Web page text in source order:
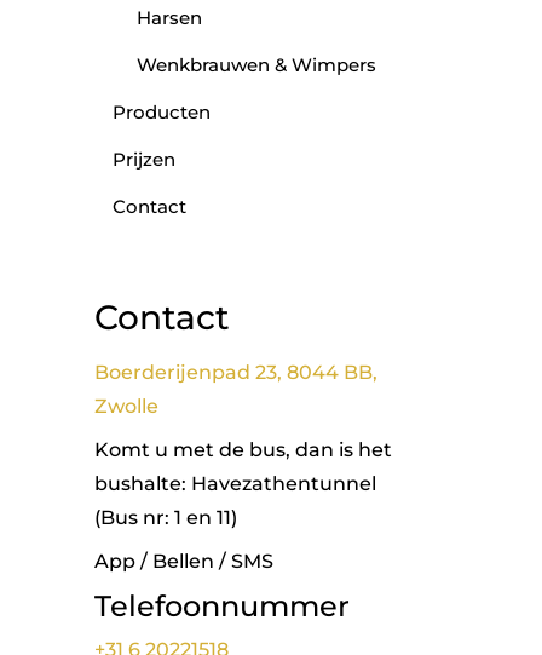
Harsen
Wenkbrauwen & Wimpers
Producten
Prijzen
Contact
Contact
Boerderijenpad 23, 8044 BB,
Zwolle
Komt u met de bus, dan is het
bushalte: Havezathentunnel
(Bus nr: 1 en 11)
App / Bellen / SMS
Telefoonnummer
+31 6 20221518